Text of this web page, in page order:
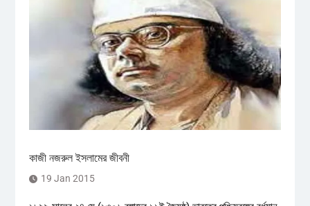
কাজী নজরুল ইসলামের জীবনী
19 Jan 2015